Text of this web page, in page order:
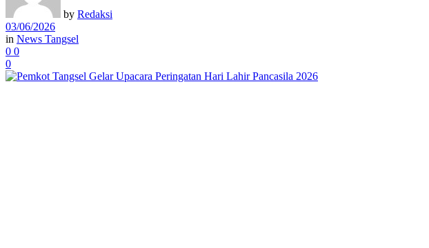
by Redaksi
03/06/2026
in News Tangsel
0 0
0